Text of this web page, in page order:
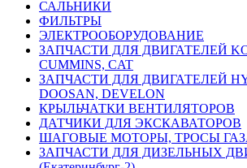
САЛЬНИКИ
ФИЛЬТРЫ
ЭЛЕКТРООБОРУДОВАНИЕ
ЗАПЧАСТИ ДЛЯ ДВИГАТЕЛЕЙ
CUMMINS, CAT
ЗАПЧАСТИ ДЛЯ ДВИГАТЕЛЕЙ
DOOSAN, DEVELON
КРЫЛЬЧАТКИ ВЕНТИЛЯТОРОВ
ДАТЧИКИ ДЛЯ ЭКСКАВАТОРОВ
ШАГОВЫЕ МОТОРЫ, ТРОСЫ
ЗАПЧАСТИ ДЛЯ ДИЗЕЛЬНЫХ